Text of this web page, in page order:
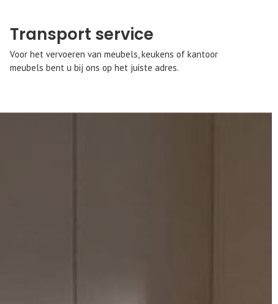
Transport service
Voor het vervoeren van meubels, keukens of kantoor
meubels bent u bij ons op het juiste adres.